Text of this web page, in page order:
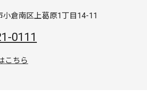
小倉南区上葛原1丁目14-11
0111
こちら